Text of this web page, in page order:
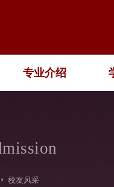
专业介绍
校友风采